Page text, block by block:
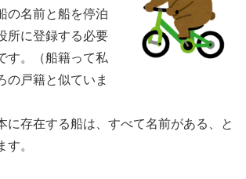
の名前と船を停泊
所に登録する必要
す。（船籍って私
の戸籍と似ていま
存在する船は、すべて名前がある、と
す。